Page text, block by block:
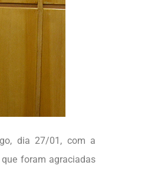
dia 27/01, com a
que foram agraciadas